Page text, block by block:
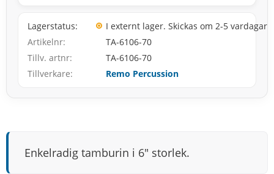
Lagerstatus
I externt lager. Skickas om 2-5 vardagar
Artikelnr
TA-6106-70
Tillv. artnr
TA-6106-70
Tillverkare
Remo Percussion
Enkelradig tamburin i 6″ storlek.